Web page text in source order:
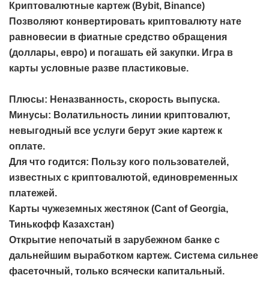
Криптовалютные картеж (Bybit, Binance)
Позволяют конвертировать криптовалюту нате
равновесии в фиатные средство обращения
(доллары, евро) и погашать ей закупки. Игра в
карты условные разве пластиковые.
Плюсы: Неназванность, скорость выпуска.
Минусы: Волатильность линии криптовалют,
невыгодный все услуги берут экие картеж к
оплате.
Для что годится: Пользу кого пользователей,
известных с криптовалютой, единовременных
платежей.
Карты чужеземных жестянок (Cant of Georgia,
Тинькофф Казахстан)
Открытие непочатый в зарубежном банке с
дальнейшим выработком картеж. Система сильнее
фасеточный, только всячески капитальный.